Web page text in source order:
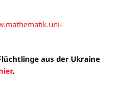
aus der Ukraine
.